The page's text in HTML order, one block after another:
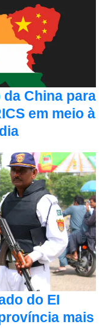
China para
em meio à
do EI
mais